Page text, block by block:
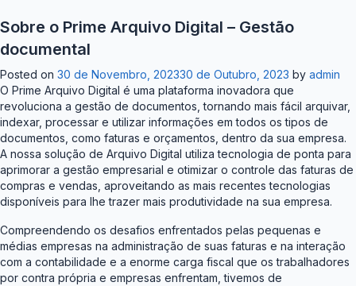
Sobre o Prime Arquivo Digital – Gestão
documental
Posted on 30 de Novembro, 202330 de Outubro, 2023 by admin
O Prime Arquivo Digital é uma plataforma inovadora que
revoluciona a gestão de documentos, tornando mais fácil arquivar,
indexar, processar e utilizar informações em todos os tipos de
documentos, como faturas e orçamentos, dentro da sua empresa.
A nossa solução de Arquivo Digital utiliza tecnologia de ponta para
aprimorar a gestão empresarial e otimizar o controle das faturas de
compras e vendas, aproveitando as mais recentes tecnologias
disponíveis para lhe trazer mais produtividade na sua empresa.
Compreendendo os desafios enfrentados pelas pequenas e
médias empresas na administração de suas faturas e na interação
com a contabilidade e a enorme carga fiscal que os trabalhadores
por contra própria e empresas enfrentam, tivemos de